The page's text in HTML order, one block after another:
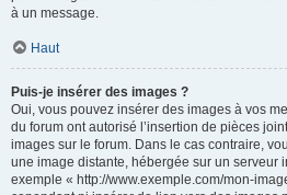
à un message.
Haut
Puis-je insérer des images ?
Oui, vous pouvez insérer des images à vos
du forum ont autorisé l’insertion de pièces
images sur le forum. Dans le cas contraire,
une image distante, hébergée sur un serveur
exemple « http://www.exemple.com/mon-